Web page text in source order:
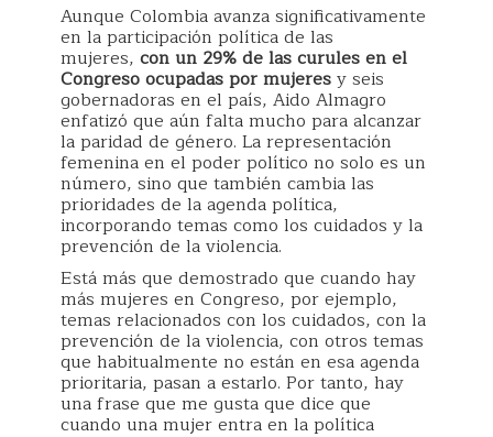
Aunque Colombia avanza significativamente
en la participación política de las
mujeres, con un 29% de las curules en el
Congreso ocupadas por mujeresy seis
gobernadoras en el país, Aido Almagro
enfatizó que aún falta mucho para alcanzar
la paridad de género. La representación
femenina en el poder político no solo es un
número, sino que también cambia las
prioridades de la agenda política,
incorporando temas como los cuidados y la
prevención de la violencia.
Está más que demostrado que cuando hay
más mujeres en Congreso, por ejemplo,
temas relacionados con los cuidados, con la
prevención de la violencia, con otros temas
que habitualmente no están en esa agenda
prioritaria, pasan a estarlo. Por tanto, hay
una frase que me gusta que dice que
cuando una mujer entra en la política